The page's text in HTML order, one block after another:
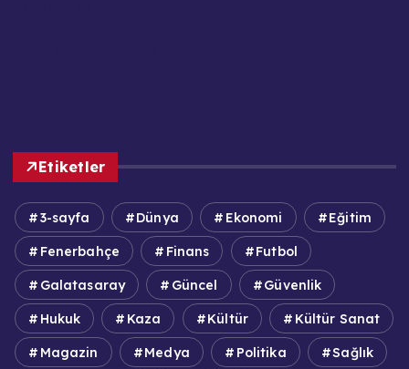
Etiketler
3-sayfa Dünya Ekonomi Eğitim
Fenerbahçe Finans Futbol
Galatasaray Güncel Güvenlik
Hukuk Kaza Kültür Kültür Sanat
Magazin Medya Politika Sağlık